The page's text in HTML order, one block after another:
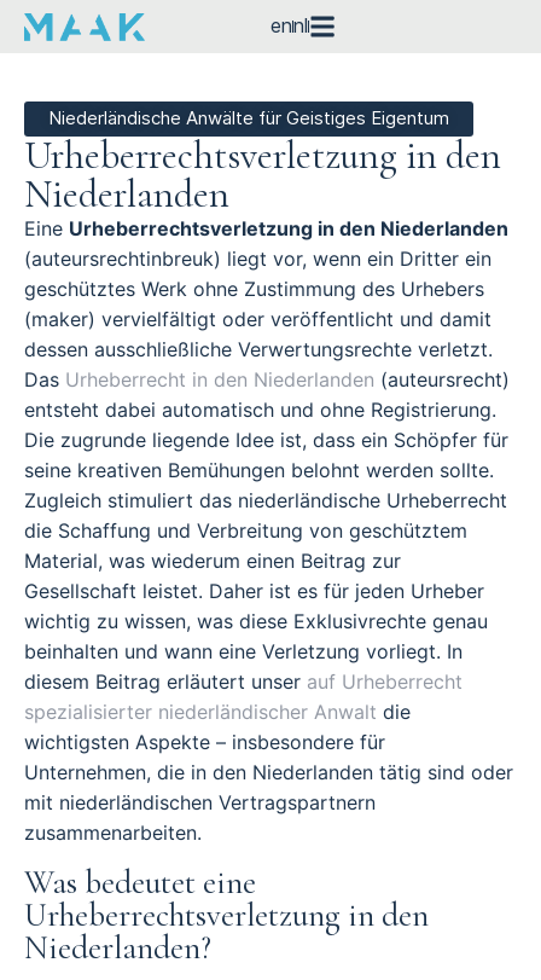
ennl
Niederländische Anwälte für Geistiges Eigentum
Urheberrechtsverletzung in den
Niederlanden
Eine Urheberrechtsverletzung in den Niederlanden
(auteursrechtinbreuk) liegt vor, wenn ein Dritter ein
geschütztes Werk ohne Zustimmung des Urhebers
(maker) vervielfältigt oder veröffentlicht und damit
dessen ausschließliche Verwertungsrechte verletzt.
Das Urheberrecht in den Niederlanden (auteursrecht)
entsteht dabei automatisch und ohne Registrierung.
Die zugrunde liegende Idee ist, dass ein Schöpfer für
seine kreativen Bemühungen belohnt werden sollte.
Zugleich stimuliert das niederländische Urheberrecht
die Schaffung und Verbreitung von geschütztem
Material, was wiederum einen Beitrag zur
Gesellschaft leistet. Daher ist es für jeden Urheber
wichtig zu wissen, was diese Exklusivrechte genau
beinhalten und wann eine Verletzung vorliegt. In
diesem Beitrag erläutert unser auf Urheberrecht
spezialisierter niederländischer Anwalt die
wichtigsten Aspekte – insbesondere für
Unternehmen, die in den Niederlanden tätig sind oder
mit niederländischen Vertragspartnern
zusammenarbeiten.
Was bedeutet eine
Urheberrechtsverletzung in den
Niederlanden?